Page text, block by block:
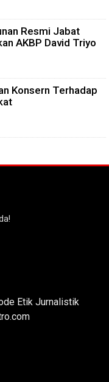
Resmi Jabat
AKBP David Triyo
Konsern Terhadap
Etik Jurnalistik